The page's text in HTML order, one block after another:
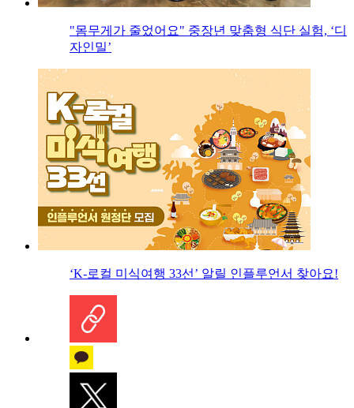
"몸무게가 줄었어요" 중장년 맞춤형 식단 실험, ‘디
자인밀’
‘K-로컬 미식여행 33선’ 알릴 인플루언서 찾아요!